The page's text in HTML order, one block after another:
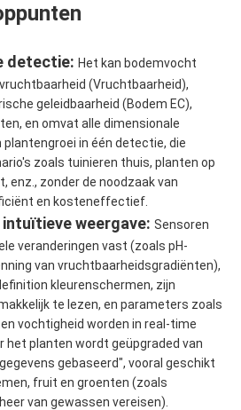
detectie: Het kan bodemvocht
(Vruchtbaarheid),
geleidbaarheid (Bodem EC),
en omvat alle dimensionale
in één detectie, die
zoals tuinieren thuis, planten op
enz., zonder de noodzaak van
en kosteneffectief.
weergave: Sensoren
veranderingen vast (zoals pH-
van vruchtbaarheidsgradiënten),
kleurenschermen, zijn
te lezen, en parameters zoals
vochtigheid worden in real-time
het planten wordt geüpgraded van
gebaseerd", vooral geschikt
fruit en groenten (zoals
van gewassen vereisen).